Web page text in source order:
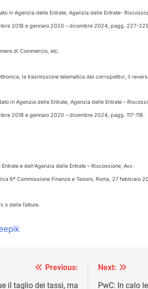
in Agenzia delle Entrate, Agenzia delle Entrate-
2018 e gennaio 2020 – dicembre 2024, pagg. 227-
di Commercio, etc.
la trasmissione telematica dei corrispettivi, il
in Agenzia delle Entrate, Agenzia delle Entrate –
2018 e gennaio 2020 – dicembre 2024, pagg. 117-118.
e dell’Agenzia delle Entrate – Riscossione, Avv.
6ª Commissione Finanze e Tesoro, Roma, 27 febbraio
o delle fatture.
Previous:
il taglio dei tassi, ma
Next:
PwC: In calo